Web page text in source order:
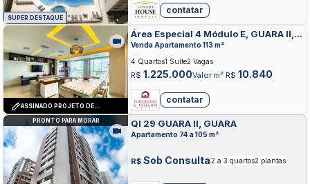
SUPER DESTAQUE
contatar
ASSINADO PROJETO DE
INTERIORES COM MARCENARIA
SOB MEDIDA E ILUMINAÇÃO
PLANEJADA
Área Especial 4 Módulo E, GUARA II,
GUARA
Venda Apartamento 113 m²
R$ 1.225.000Valor m² R$ 10.840
4 Quartos1 Suíte2 Vagas
contatar
PRONTO PARA MORAR QI 29 GUARA II, GUARA
Apartamento 74 a 105 m²
R$ Sob Consulta2 a 3 quartos2 plantas